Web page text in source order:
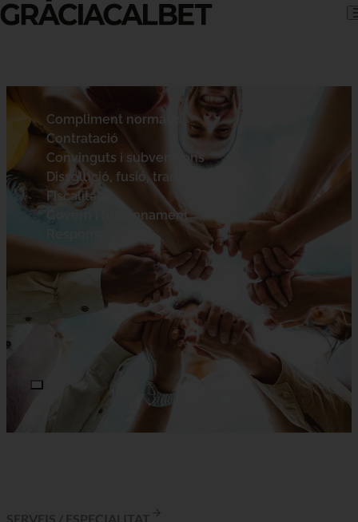
Skip to content
Compliment normatiu
Contratació
Convinguts i subvencions
Dissolució, fusió, transformació
Fiscalitat
Govern i funcionament